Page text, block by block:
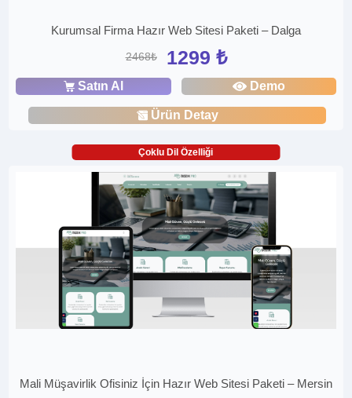
Kurumsal Firma Hazır Web Sitesi Paketi – Dalga
2468₺ 1299 ₺
Satın Al Demo
Ürün Detay
Çoklu Dil Özelliği
Mali Müşavirlik Ofisiniz İçin Hazır Web Sitesi Paketi – Mersin